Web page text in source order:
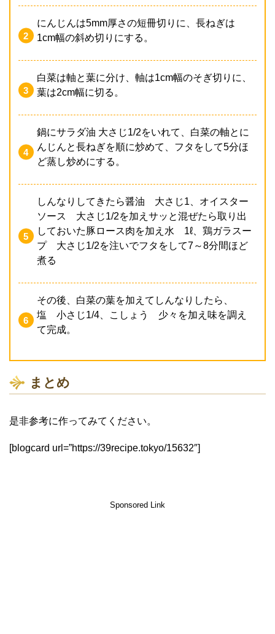
にんじんは5mm厚さの短冊切りに、長ねぎは
1cm幅の斜め切りにする。
白菜は軸と葉に分け、軸は1cm幅のそぎ切りに、
葉は2cm幅に切る。
鍋にサラダ油 大さじ1/2をいれて、白菜の軸とに
んじんと長ねぎを順に炒めて、フタをして5分ほ
ど蒸し炒めにする。
しんなりしてきたら醤油 大さじ1、オイスター
ソース 大さじ1/2を加えサッと混ぜたら取り出
しておいた豚ロース肉を加え水 1ℓ、鶏ガラスー
プ 大さじ1/2を注いでフタをして7～8分間ほど
煮る
その後、白菜の葉を加えてしんなりしたら、
塩 小さじ1/4、こしょう 少々を加え味を調え
て完成。
まとめ
是非参考に作ってみてください。
[blogcard url=”https://39recipe.tokyo/15632″]
Sponsored Link